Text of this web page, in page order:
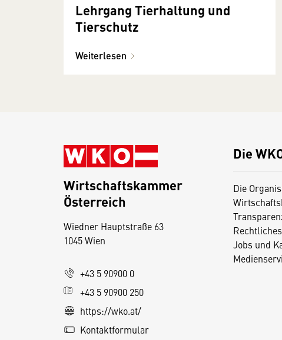
Lehrgang Tierhaltung und
Tierschutz
Weiterlesen
Die
Die
Rechtliches
Jobs und
Wirtschaftskammer
Österreich
Wiedner Hauptstraße 63
1045 Wien
+43 5 90900 0
+43 5 90900 250
https://wko.at/
Kontaktformular